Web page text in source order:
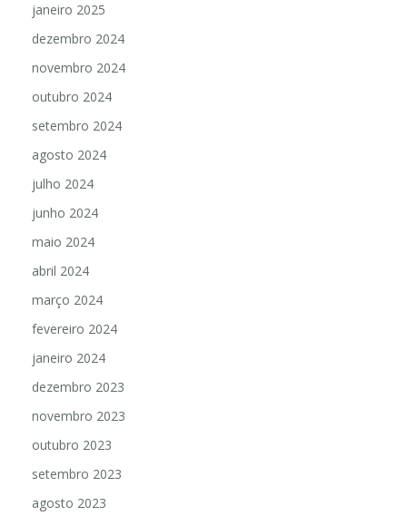
janeiro 2025
dezembro 2024
novembro 2024
outubro 2024
setembro 2024
agosto 2024
julho 2024
junho 2024
maio 2024
abril 2024
março 2024
fevereiro 2024
janeiro 2024
dezembro 2023
novembro 2023
outubro 2023
setembro 2023
agosto 2023